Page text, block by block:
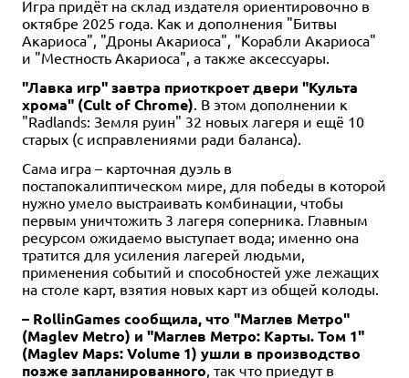
Игра придёт на склад издателя ориентировочно в
октябре 2025 года. Как и дополнения "Битвы
Акариоса", "Дроны Акариоса", "Корабли Акариоса"
и "Местность Акариоса", а также аксессуары.
"Лавка игр" завтра приоткроет двери "Культа
хрома" (Cult of Chrome). В этом дополнении к
"Radlands: Земля руин" 32 новых лагеря и ещё 10
старых (с исправлениями ради баланса).
Сама игра – карточная дуэль в
постапокалиптическом мире, для победы в которой
нужно умело выстраивать комбинации, чтобы
первым уничтожить 3 лагеря соперника. Главным
ресурсом ожидаемо выступает вода; именно она
тратится для усиления лагерей людьми,
применения событий и способностей уже лежащих
на столе карт, взятия новых карт из общей колоды.
– RollinGames сообщила, что "Маглев Метро"
(Maglev Metro) и "Маглев Метро: Карты. Том 1"
(Maglev Maps: Volume 1) ушли в производство
позже запланированного, так что приедут в